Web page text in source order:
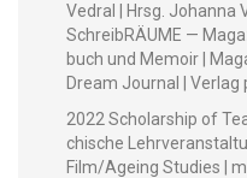
Vedral | Hrsg. Johan­na
SchreibRÄUME —
buch und Mem­oir |
Dream Jour­nal | Ver­lag
2022 Schol­ar­ship of
chis­che
Film/Ageing Stud­ies |